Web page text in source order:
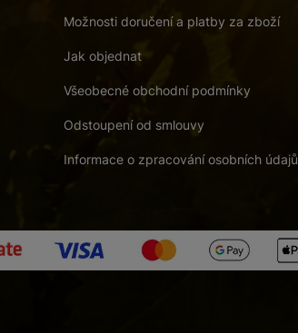
Možnosti doručení a platby za zboží
Jak objednat
Všeobecné obchodní podmínky
Odstoupení od smlouvy
Informace o zpracování osobních údajů